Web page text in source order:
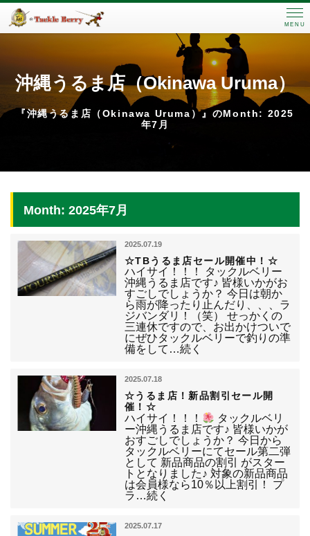
MENU
沖縄うるま店（Okinawa Uruma）
『沖縄うるま店（Okinawa Uruma）』のMonth: 2025
年7月
Month: 2025年7月
2025.07.19
☆TBうるま店セール開催中！☆
ハイサイ！！！ タックルベリー
沖縄うるま店です♪ 皆様いかがお
すごしでしょうか？ 今日は朝か
ら雨が降ったり止んだり、、、ラ
ジバンダリ！（笑） せっかくの
三連休ですので、お出かけついで
にぜひタックルベリーで釣りの準
備をして…続く
2025.07.18
☆うるま店！新品割引セール開
催！☆
ハイサイ！！！
タックルベリ
ー沖縄うるま店です♪ 皆様いかが
おすごしでしょうか？ 今日から
タックルベリーにてセール第二弾
として 新品商品の割引 がスター
トとなりました♪ 対象の新品商品
は会員様なら10％以上割引！ プ
ラ…続く
2025.07.17